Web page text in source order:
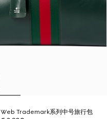
Web Trademark系列中号旅行包